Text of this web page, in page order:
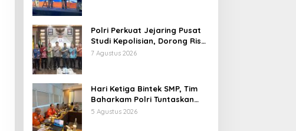
Polri Perkuat Jejaring Pusat
Studi Kepolisian, Dorong Riset
Jadi Dasar Kebijakan dan
7 Agustus 2026
Hari Ketiga Bintek SMP, Tim
Baharkam Polri Tuntaskan
Pemeriksaan Pola
5 Agustus 2026